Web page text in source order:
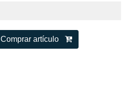
Comprar artículo